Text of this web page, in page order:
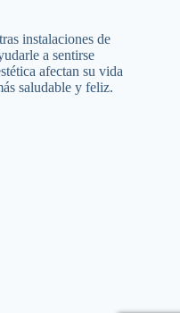
instalaciones de
a sentirse
afectan su vida
saludable y feliz.